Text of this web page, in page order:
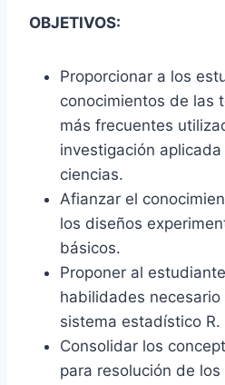
OBJETIVOS:
Proporcionar a los
conocimientos de las
más frecuentes
investigación
ciencias.
Afianzar el
los diseños
básicos.
Proponer al
habilidades
sistema estadístico R.
Consolidar los
para resolución de